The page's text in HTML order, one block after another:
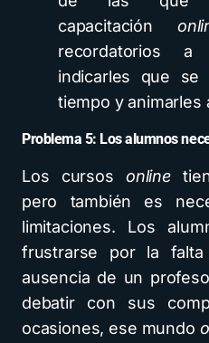
capacitación
recordatorios
indicarles que se
tiempo y animarles
Problema 5: Los alumnos
Los cursos online
pero también es
limitaciones. Los
frustrarse por la
ausencia de un
debatir con sus
ocasiones, ese mundo